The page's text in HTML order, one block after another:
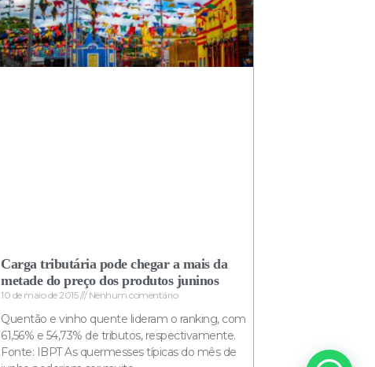
Carga tributária pode chegar a mais da
metade do preço dos produtos juninos
10 de maio de 2015 Nenhum comentário
Quentão e vinho quente lideram o ranking, com
61,56% e 54,73% de tributos, respectivamente.
Fonte: IBPT As quermesses típicas do mês de